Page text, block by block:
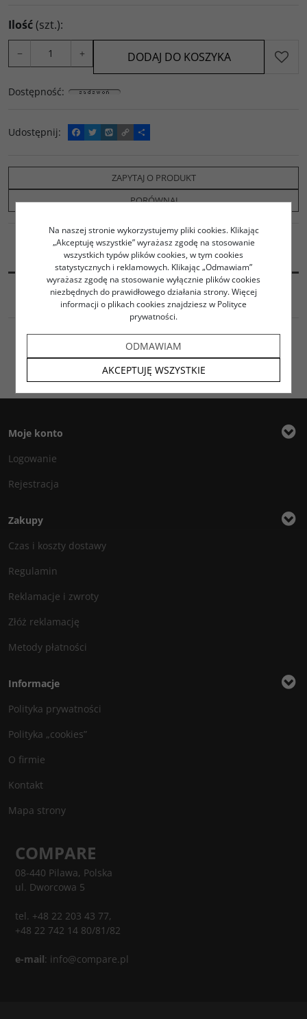
Ilość(szt.):
− + DODAJ DO KOSZYKA
Dostępność:
Udostępnij:
F
a
e
o
T
w
t
e
W
y
o
p
C
o
y
L
i
n
P
o
z
i
e
l
ę
ZAPYTAJ O PRODUKT
PORÓWNAJ
OPIS
Moje konto
Logowanie
Rejestracja
Zakupy
Czas i koszty dostawy
Regulamin
Reklamacje i zwroty
Złóż reklamację
Metody płatności
Informacje
Polityka prywatności
Polityka „cookies”
O firmie
Kontakt
Mapa strony
COMPARE
08-440 Pilawa, Polska
ul. Dworcowa 5
tel. +48 22 203 43 77,
+48 22 742 14 80/81/82
e-mail: info@compare.pl
Na naszej stronie wykorzystujemy pliki cookies. Klikając
„Akceptuję wszystkie” wyrażasz zgodę na stosowanie
wszystkich typów plików cookies, w tym cookies
statystycznych i reklamowych. Klikając „Odmawiam”
wyrażasz zgodę na stosowanie wyłącznie plików cookies
niezbędnych do prawidłowego działania strony. Więcej
informacji o plikach cookies znajdziesz w Polityce
prywatności.
ODMAWIAM
AKCEPTUJĘ WSZYSTKIE